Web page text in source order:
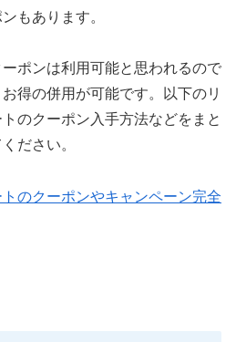
もあります。
ポンは利用可能と思われるので
得の併用が可能です。以下のリ
のクーポン入手方法などをまと
ださい。
のクーポンやキャンペーン完全